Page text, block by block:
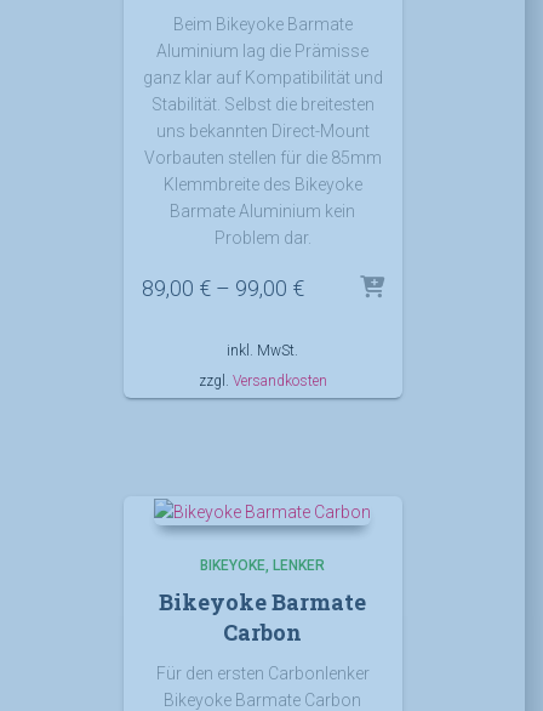
Beim Bikeyoke Barmate
Aluminium lag die Prämisse
ganz klar auf Kompatibilität und
Stabilität. Selbst die breitesten
uns bekannten Direct-Mount
Vorbauten stellen für die 85mm
Klemmbreite des Bikeyoke
Barmate Aluminium kein
Problem dar.
89,00 €– 99,00 €
inkl. MwSt.
zzgl. Versandkosten
BIKEYOKE LENKER
Bikeyoke Barmate
Carbon
Für den ersten Carbonlenker
Bikeyoke Barmate Carbon